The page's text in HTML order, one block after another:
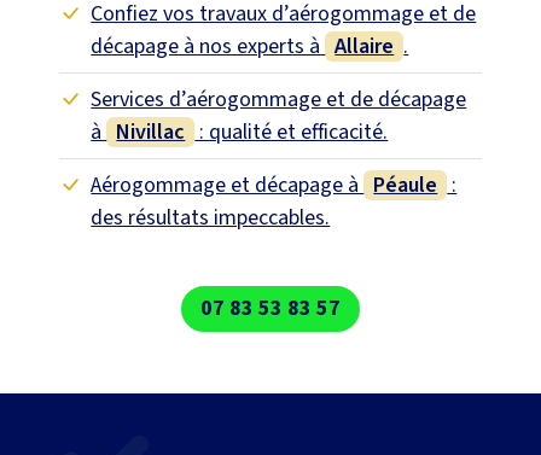
Confiez vos travaux d’aérogommage et de
décapage à nos experts à Allaire .
Services d’aérogommage et de décapage
à Nivillac : qualité et efficacité.
Aérogommage et décapage à Péaule :
des résultats impeccables.
07 83 53 83 57